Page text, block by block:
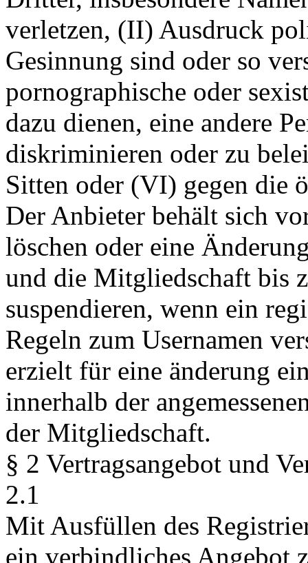
verletzen, (II) Ausdruck
Gesinnung sind oder so
pornographische oder
dazu dienen, eine andere
diskriminieren oder zu
Sitten oder (VI) gegen die
Der Anbieter behält sich
löschen oder eine
und die Mitgliedschaft bis
suspendieren, wenn ein
Regeln zum Usernamen
erzielt für eine änderung
innerhalb der
der Mitgliedschaft.
§ 2 Vertragsangebot und
2.1
Mit Ausfüllen des
ein verbindliches Angebot